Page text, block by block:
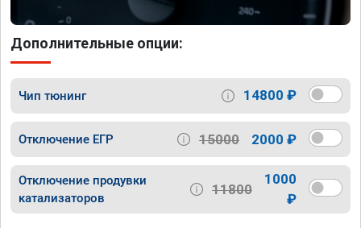
Дополнительные опции:
Чип тюнинг 14800 ₽
Отключение ЕГР 15000 2000 ₽
Отключение продувки
катализаторов
11800
1000
₽